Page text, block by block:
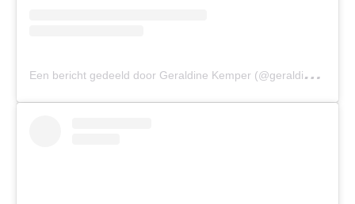
E
en bericht gedeeld door Geraldine Kemper (@geraldine_kemper)